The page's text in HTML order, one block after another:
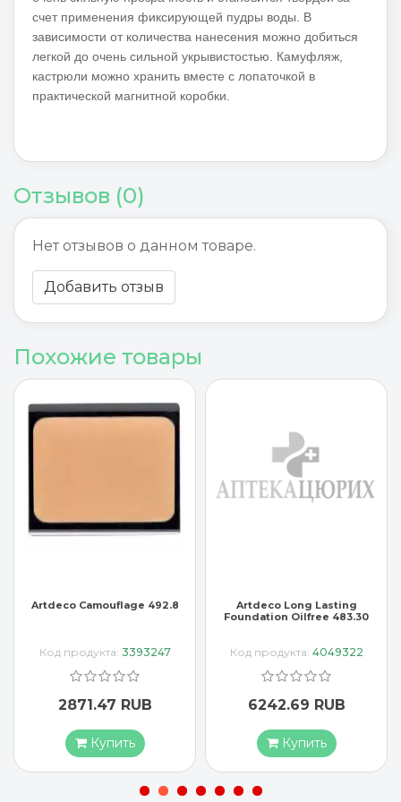
счет применения фиксирующей пудры воды. В
зависимости от количества нанесения можно добиться
легкой до очень сильной укрывистостью. Камуфляж,
кастрюли можно хранить вместе с лопаточкой в
практической магнитной коробки.
Отзывов (0)
Нет отзывов о данном товаре.
Добавить отзыв
Похожие товары
Artdeco Camouflage 492.8
Код продукта: 3393247
2871.47 RUB
Купить
Artdeco Long Lasting
Foundation Oilfree 483.30
Код продукта: 4049322
6242.69 RUB
Купить